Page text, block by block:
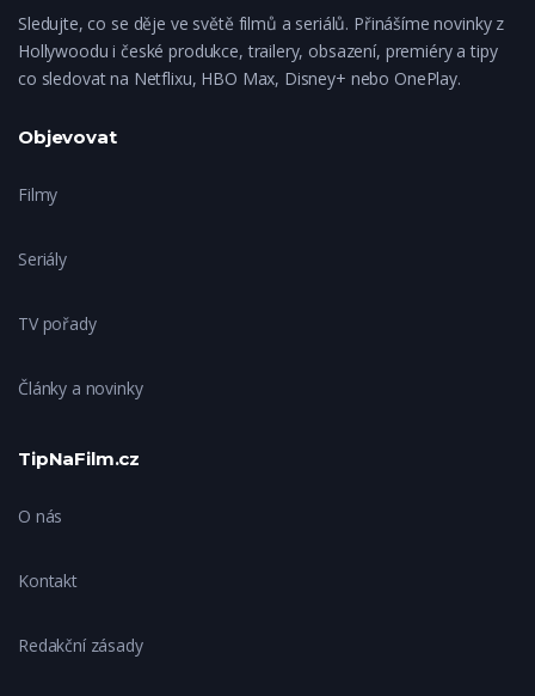
Sledujte, co se děje ve světě filmů a seriálů. Přinášíme novinky z
Hollywoodu i české produkce, trailery, obsazení, premiéry a tipy
co sledovat na Netflixu, HBO Max, Disney+ nebo OnePlay.
Objevovat
Filmy
Seriály
TV pořady
Články a novinky
TipNaFilm.cz
O nás
Kontakt
Redakční zásady